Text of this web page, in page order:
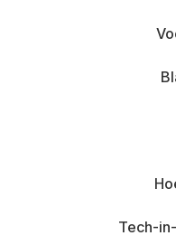
Tech-